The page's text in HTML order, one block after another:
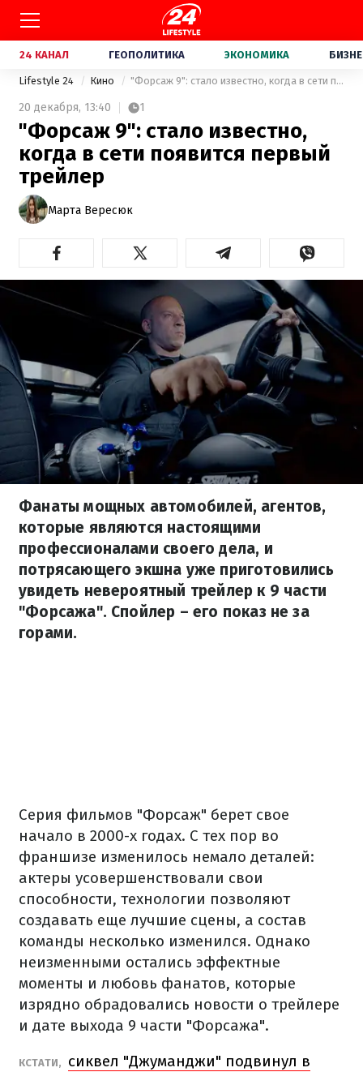
24 КАНАЛ ГЕОПОЛИТИКА ЭКОНОМИКА
Lifestyle 24 Кино "Форсаж 9": стало известно, когда в сети появится первый трейлер
20 декабря, 13:40 1
"Форсаж 9": стало известно,
когда в сети появится первый
трейлер
Марта Вересюк
Фанаты мощных автомобилей, агентов,
которые являются настоящими
профессионалами своего дела, и
потрясающего экшна уже приготовились
увидеть невероятный трейлер к 9 части
"Форсажа". Спойлер – его показ не за
горами.
Серия фильмов "Форсаж" берет свое
начало в 2000-х годах. С тех пор во
франшизе изменилось немало деталей:
актеры усовершенствовали свои
способности, технологии позволяют
создавать еще лучшие сцены, а состав
команды несколько изменился. Однако
неизменными остались эффектные
моменты и любовь фанатов, которые
изрядно обрадовались новости о трейлере
и дате выхода 9 части "Форсажа".
КСТАТИ,
сиквел "Джуманджи" подвинул в